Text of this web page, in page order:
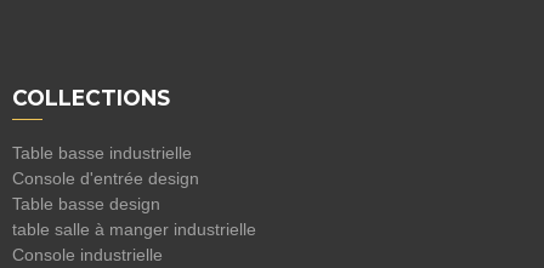
COLLECTIONS
Table basse industrielle
Console d'entrée design
Table basse design
table salle à manger industrielle
Console industrielle